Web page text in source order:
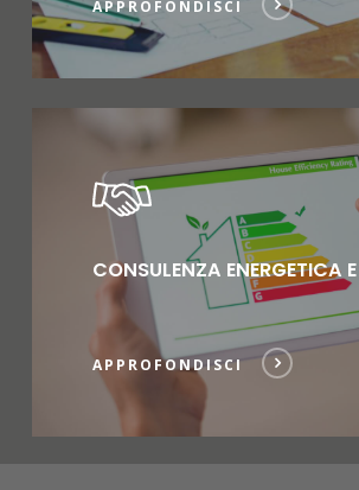
APPROFONDISCI
CONSULENZA ENERGETICA
APPROFONDISCI